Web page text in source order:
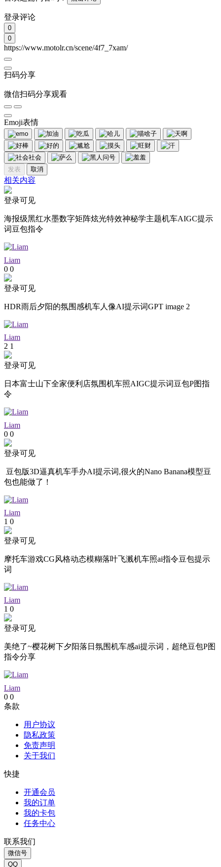
登录评论
0
0
https://www.motolr.cn/scene/4f7_7xam/
扫码分享
微信扫码分享观看
Emoji表情
发表 取消
相关内容
登录可见
海报级黑红水墨数字矩阵炫光特效神秘学主题机车AIGC提示
词豆包指令
Liam
0 0
登录可见
HDR雨后夕阳的氛围感机车人像AI提示词GPT image 2
Liam
2 1
登录可见
日本富士山下全家便利店氛围机车照AIGC提示词豆包P图指
令
Liam
0 0
登录可见
豆包版3D逼真机车手办AI提示词,很火的Nano Banana模型豆
包也能做了！
Liam
1 0
登录可见
摩托车游戏CG风格动态模糊落叶飞溅机车照ai指令豆包提示
词
Liam
1 0
登录可见
美绝了~樱花树下夕阳落日氛围机车感ai提示词，超绝豆包P图
指令分享
Liam
0 0
条款
用户协议
隐私政策
免责声明
关于我们
快捷
开通会员
我的订单
我的卡包
任务中心
联系我们
微信号
QQ